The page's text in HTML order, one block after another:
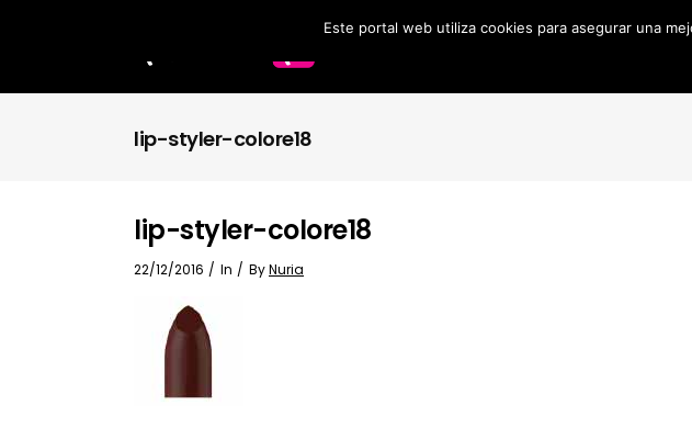
Accesorios
Brochas
lip-styler-colore18
lip-styler-colore18
22/12/2016 In ByNuria
Este portal web utiliza cookies para asegurar una